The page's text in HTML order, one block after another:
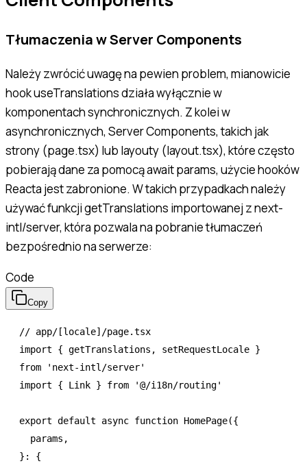
Tłumaczenia w Server Components
Należy zwrócić uwagę na pewien problem, mianowicie
hook useTranslations działa wyłącznie w
komponentach synchronicznych. Z kolei w
asynchronicznych, Server Components, takich jak
strony (page.tsx) lub layouty (layout.tsx), które często
pobierają dane za pomocą await params, użycie hooków
Reacta jest zabronione. W takich przypadkach należy
używać funkcji getTranslations importowanej z next-
intl/server, która pozwala na pobranie tłumaczeń
bezpośrednio na serwerze:
Code
Copy
// app/[locale]/page.tsx
import { getTranslations ,
from 'next-intl/server'
import { Link } from '@/i18n/routing'
export default async function HomePage({
  params
,
} :
{